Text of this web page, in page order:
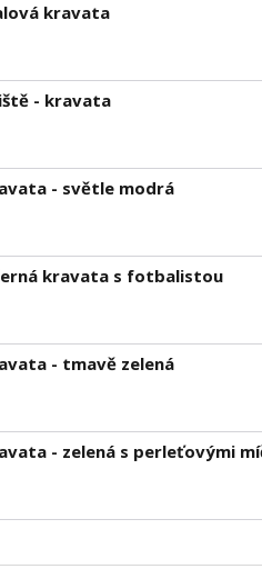
kravata
- kravata
- světle modrá
kravata s fotbalistou
- tmavě zelená
- zelená s perleťovými